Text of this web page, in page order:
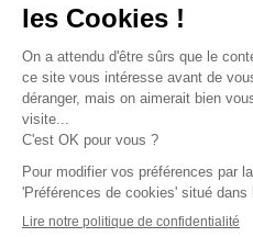
Paiement
Paiement par carte bancaire,